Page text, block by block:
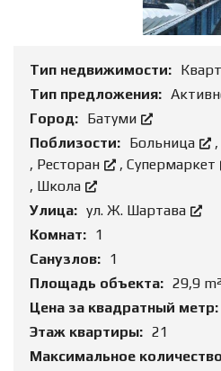
Тип недвижимости:
Тип предложения:
Город: Батуми
Поблизости: Больница ,
, Ресторан , Супермаркет
, Школа
Улица: ул. Ж. Шартава
Комнат: 1
Санузлов: 1
Площадь объекта: 29,9 m²
Цена за квадратный метр:
Этаж квартиры: 21
Максимальное